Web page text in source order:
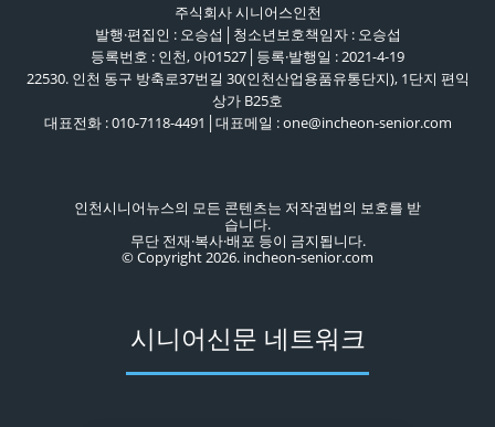
주식회사 시니어스인천
발행·편집인 : 오승섭│청소년보호책임자 : 오승섭
등록번호 : 인천, 아01527│등록·발행일 : 2021-4-19
22530. 인천 동구 방축로37번길 30(인천산업용품유통단지), 1단지 편익
상가 B25호
대표전화 : 010-7118-4491│대표메일 : one@incheon-senior.com
인천시니어뉴스의 모든 콘텐츠는 저작권법의 보호를 받
습니다.
무단 전재·복사·배포 등이 금지됩니다.
© Copyright 2026. incheon-senior.com
시니어신문 네트워크